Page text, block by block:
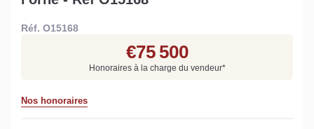
Estimez votre bien en ligne.
en quelques clics.
Réf. O15168
€75 500
Honoraires à la charge du vendeur*
Nos honoraires